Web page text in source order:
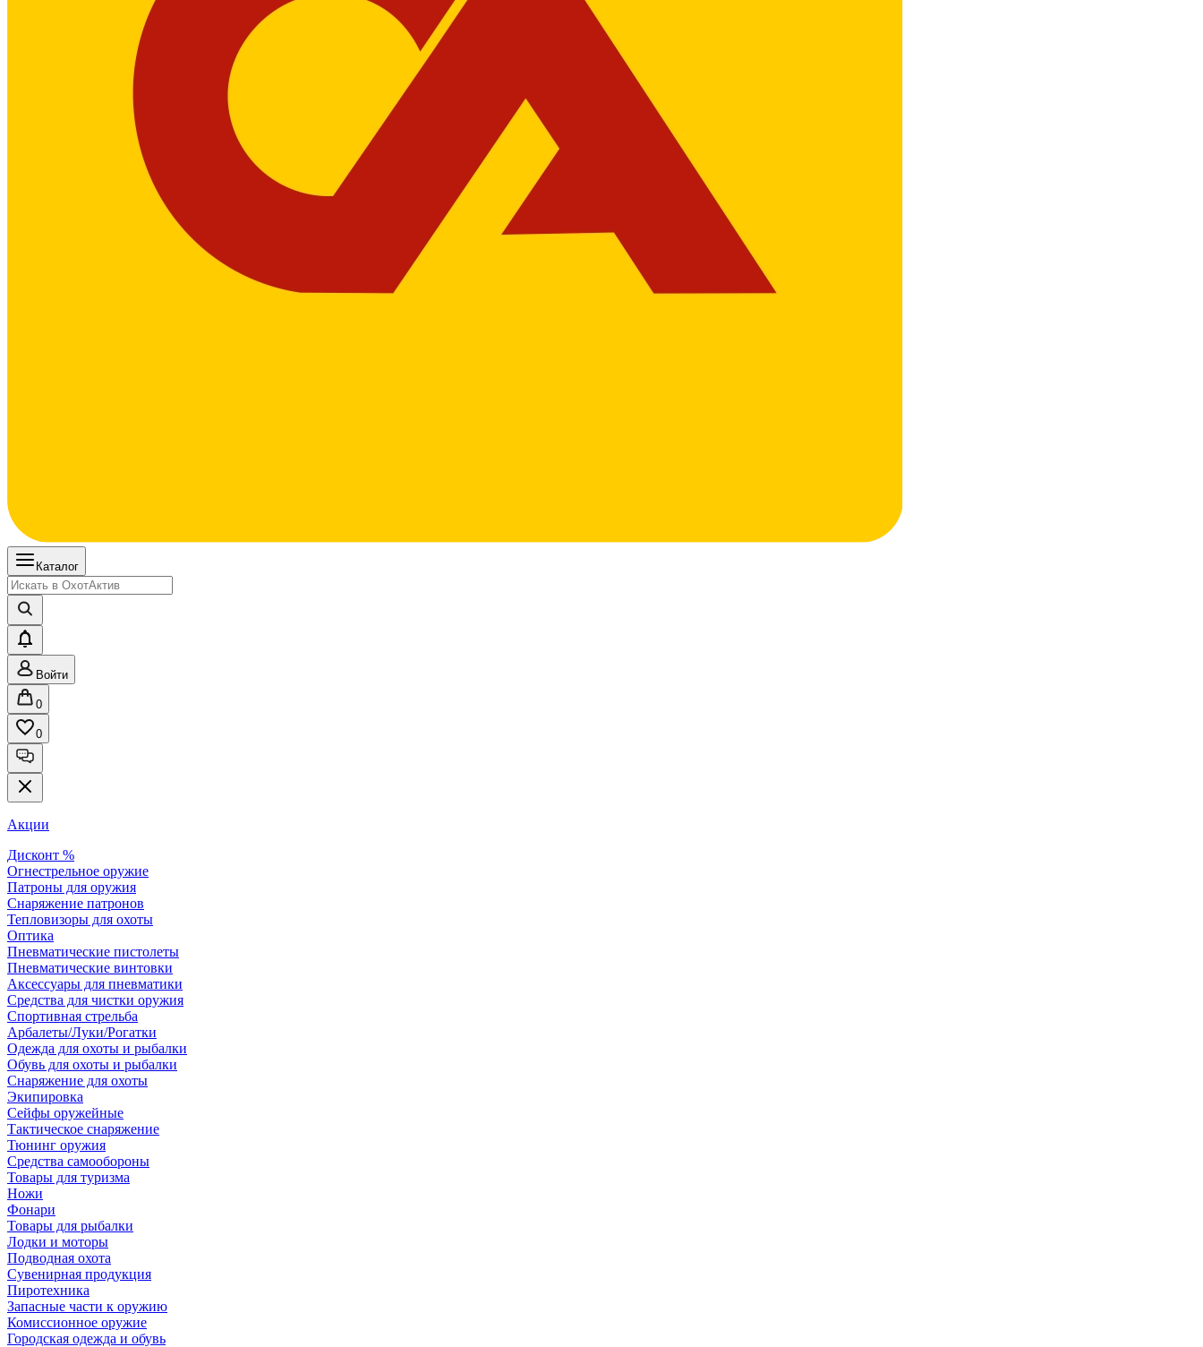
Каталог
Войти
0
0
Акции
Дисконт %
Огнестрельное оружие
Патроны для оружия
Снаряжение патронов
Тепловизоры для охоты
Оптика
Пневматические пистолеты
Пневматические винтовки
Аксессуары для пневматики
Средства для чистки оружия
Спортивная стрельба
Арбалеты/Луки/Рогатки
Одежда для охоты и рыбалки
Обувь для охоты и рыбалки
Снаряжение для охоты
Экипировка
Сейфы оружейные
Тактическое снаряжение
Тюнинг оружия
Средства самообороны
Товары для туризма
Ножи
Фонари
Товары для рыбалки
Лодки и моторы
Подводная охота
Сувенирная продукция
Пиротехника
Запасные части к оружию
Комиссионное оружие
Городская одежда и обувь